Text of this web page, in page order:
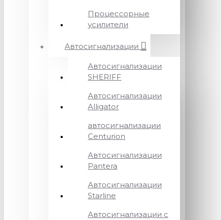
Процессорные
усилители
Автосигнализации
Автосигнализации
SHERIFF
Автосигнализации
Alligator
автосигнализации
Centurion
Автосигнализации
Pantera
Автосигнализации
Starline
Автосигнализации с